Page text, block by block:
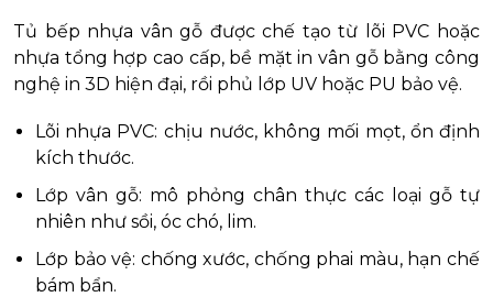
Tủ bếp nhựa vân gỗ được chế tạo từ lõi PVC hoặc
nhựa tổng hợp cao cấp, bề mặt in vân gỗ bằng công
nghệ in 3D hiện đại, rồi phủ lớp UV hoặc PU bảo vệ.
Lõi nhựa PVC: chịu nước, không mối mọt, ổn định
kích thước.
Lớp vân gỗ: mô phỏng chân thực các loại gỗ tự
nhiên như sồi, óc chó, lim.
Lớp bảo vệ: chống xước, chống phai màu, hạn chế
bám bẩn.